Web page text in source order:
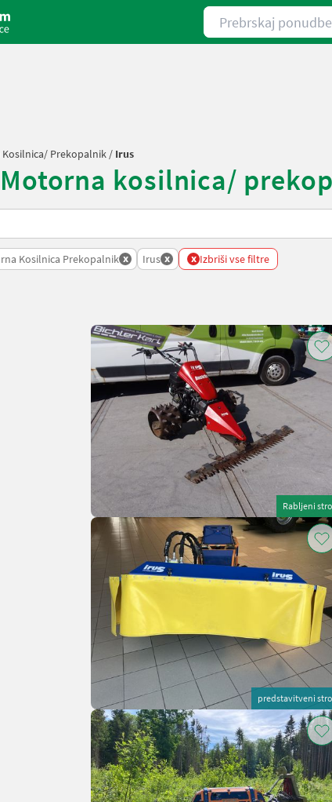
Prebrskaj ponudbe
Prekopalnik / Irus
kosilnica/
Kosilnica Prekopalnik x Irus x x Izbriši vse filtre
Rabljeni
predstavitveni